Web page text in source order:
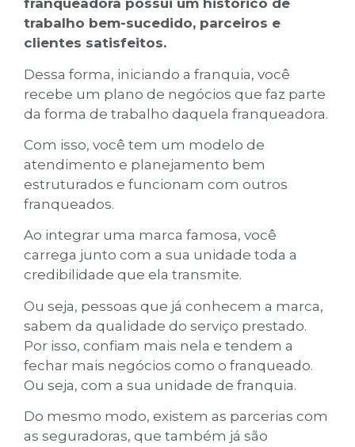
franqueadora possui um histórico de
trabalho bem-sucedido, parceiros e
clientes satisfeitos.
Dessa forma, iniciando a franquia, você
recebe um plano de negócios que faz parte
da forma de trabalho daquela franqueadora.
Com isso, você tem um modelo de
atendimento e planejamento bem
estruturados e funcionam com outros
franqueados.
Ao integrar uma marca famosa, você
carrega junto com a sua unidade toda a
credibilidade que ela transmite.
Ou seja, pessoas que já conhecem a marca,
sabem da qualidade do serviço prestado.
Por isso, confiam mais nela e tendem a
fechar mais negócios como o franqueado.
Ou seja, com a sua unidade de franquia.
Do mesmo modo, existem as parcerias com
as seguradoras, que também já são